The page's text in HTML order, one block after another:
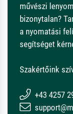
művészi
bizonytalan?
a nyomatási
segítséget
Szakértőink
+43 4257